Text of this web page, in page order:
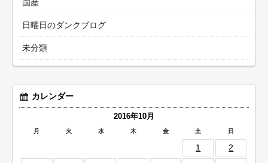
国産
日曜日のダンクブログ
未分類
カレンダー
2016年10月
月 火 水 木 金 土 日
1
2